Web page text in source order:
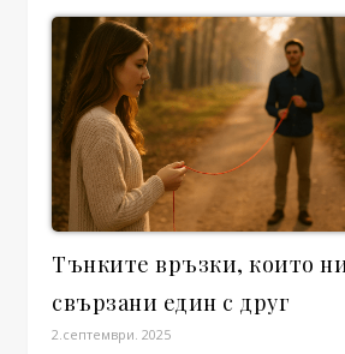
Тънките връзки, които
свързани един с друг
2.септември. 2025